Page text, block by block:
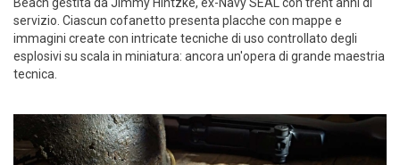
servizio. Ciascun cofanetto presenta placche con mappe e
immagini create con intricate tecniche di uso controllato degli
esplosivi su scala in miniatura: ancora un'opera di grande maestria
tecnica.